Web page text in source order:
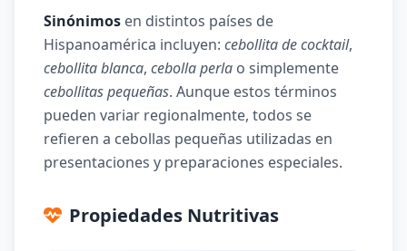
Sinónimos en distintos países de
Hispanoamérica incluyen: cebollita de cocktail,
cebollita blanca, cebolla perla o simplemente
cebollitas pequeñas. Aunque estos términos
pueden variar regionalmente, todos se
refieren a cebollas pequeñas utilizadas en
presentaciones y preparaciones especiales.
Propiedades Nutritivas